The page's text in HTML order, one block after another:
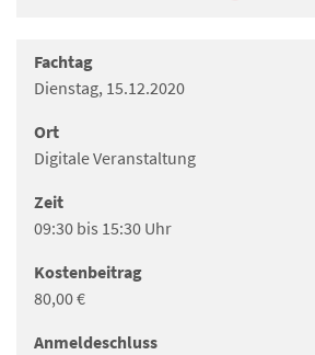
Fachtag
Dienstag, 15.12.2020
Ort
Digitale Veranstaltung
Zeit
09:30 bis 15:30 Uhr
Kostenbeitrag
80,00 €
Anmeldeschluss